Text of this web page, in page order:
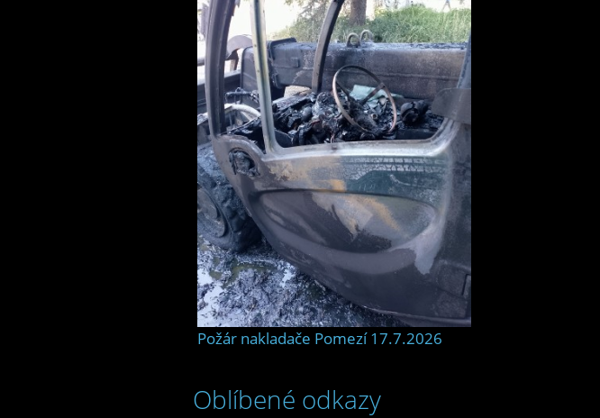
Požár nakladače Pomezí 17.7.2026
Oblíbené odkazy